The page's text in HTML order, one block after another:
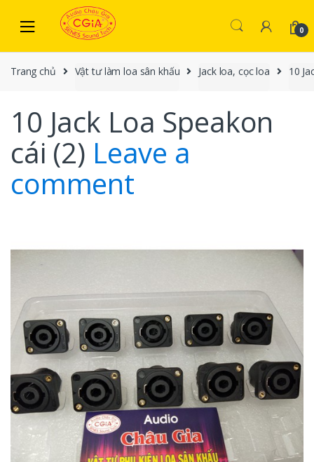
Skip to navigation
0
Trang chủ Vật tư làm loa sân khấu Jack loa, cọc loa 10
10 Jack Loa Speakon
cái (2) Leave a
comment